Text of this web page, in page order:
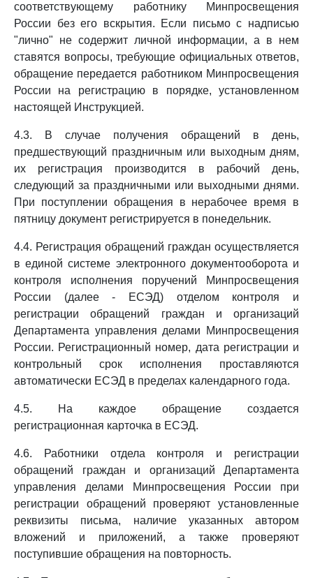
соответствующему работнику Минпросвещения
России без его вскрытия. Если письмо с надписью
"лично" не содержит личной информации, а в нем
ставятся вопросы, требующие официальных ответов,
обращение передается работником Минпросвещения
России на регистрацию в порядке, установленном
настоящей Инструкцией.
4.3. В случае получения обращений в день,
предшествующий праздничным или выходным дням,
их регистрация производится в рабочий день,
следующий за праздничными или выходными днями.
При поступлении обращения в нерабочее время в
пятницу документ регистрируется в понедельник.
4.4. Регистрация обращений граждан осуществляется
в единой системе электронного документооборота и
контроля исполнения поручений Минпросвещения
России (далее - ЕСЭД) отделом контроля и
регистрации обращений граждан и организаций
Департамента управления делами Минпросвещения
России. Регистрационный номер, дата регистрации и
контрольный срок исполнения проставляются
автоматически ЕСЭД в пределах календарного года.
4.5. На каждое обращение создается
регистрационная карточка в ЕСЭД.
4.6. Работники отдела контроля и регистрации
обращений граждан и организаций Департамента
управления делами Минпросвещения России при
регистрации обращений проверяют установленные
реквизиты письма, наличие указанных автором
вложений и приложений, а также проверяют
поступившие обращения на повторность.